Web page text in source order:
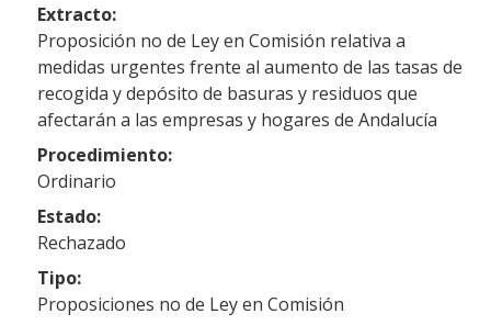
Extracto:
Proposición no de Ley en Comisión relativa a
medidas urgentes frente al aumento de las tasas de
recogida y depósito de basuras y residuos que
afectarán a las empresas y hogares de Andalucía
Procedimiento:
Ordinario
Estado:
Rechazado
Tipo:
Proposiciones no de Ley en Comisión